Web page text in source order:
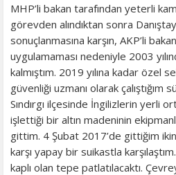
MHP’li bakan tarafından yeterli
görevden alındıktan sonra
sonuçlanmasına karşın, AKP’li
uygulamaması nedeniyle 2003
kalmıştım. 2019 yılına kadar özel
güvenliği uzmanı olarak çalıştığım
Sındırgı ilçesinde İngilizlerin yerli
işlettiği bir altın madeninin
gittim. 4 Şubat 2017’de gittiğim
karşı yapay bir suikastla
kaplı olan tepe patlatılacaktı.